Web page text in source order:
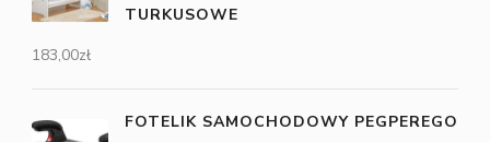
TURKUSOWE
183,00zł
FOTELIK SAMOCHODOWY PEGPEREGO